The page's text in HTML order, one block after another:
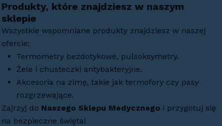
Produkty, które znajdziesz w naszym
sklepie
Wszystkie wspomniane produkty znajdziesz w naszej
ofercie:
Termometry bezdotykowe, pulsoksymetry.
Żele i chusteczki antybakteryjne.
Akcesoria na zimę, takie jak termofory czy pasy
rozgrzewające.
Zajrzyj do Naszego Sklepu Medycznego i przygotuj się
na bezpieczne święta!